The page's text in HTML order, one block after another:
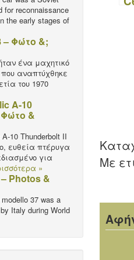
Με
for reconnaissance
the early stages of
– Φώτο &;
ένα μαχητικό
αναπτύχθηκε
του 1970
A-10
&
10 Thunderbolt II
ευθεία πτέρυγα
για
»
Photos &
37 was a
Italy during World